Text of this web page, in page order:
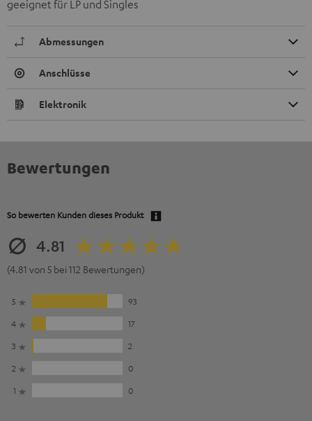
geeignet für LP und Singles
Abmessungen
Anschlüsse
Elektronik
Bewertungen
So bewerten Kunden dieses Produkt
4.81
(4.81 von 5 bei 112 Bewertungen)
5
93
4
17
3
2
2
0
1
0